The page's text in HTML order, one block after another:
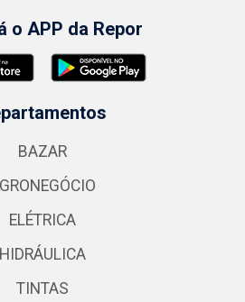
o APP da Repor
BAZAR
ELÉTRICA
HIDRÁULICA
TINTAS